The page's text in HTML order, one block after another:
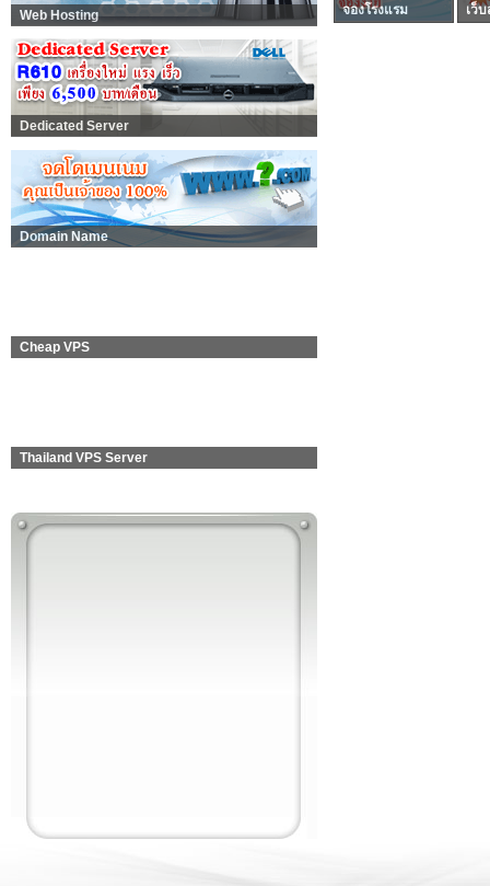
Web Hosting
Dedicated Server
Domain Name
Cheap VPS
Thailand VPS Server
จองโรงแรม เว็